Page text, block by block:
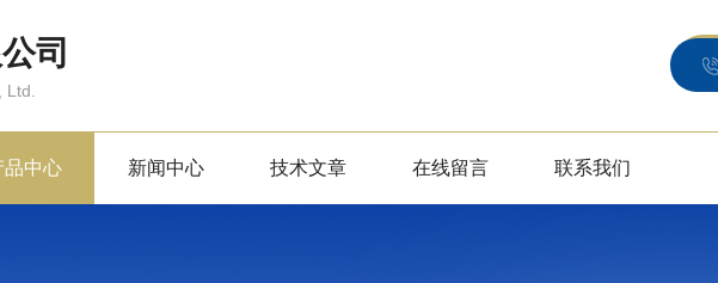
司
品中心 新闻中心 技术文章 在线留言 联系我们